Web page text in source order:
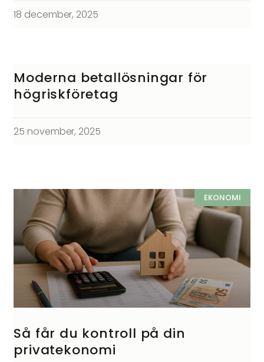
18 december, 2025
Moderna betallösningar för
högriskföretag
25 november, 2025
EKONOMI
Så får du kontroll på din
privatekonomi